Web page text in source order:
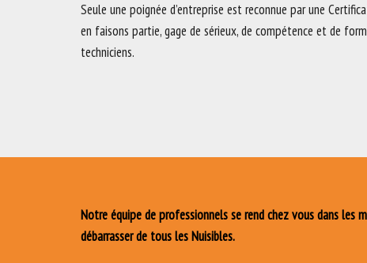
Seule une poignée d’entreprise est reconnue par une
en faisons partie, gage de sérieux, de compétence et de
techniciens.
Notre équipe de professionnels se rend chez vous dans les
débarrasser de tous les Nuisibles.